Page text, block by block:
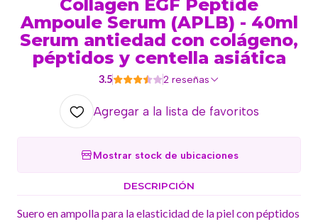
Collagen EGF Peptide
Ampoule Serum (APLB) - 40ml
Serum antiedad con colágeno,
péptidos y centella asiática
3.5 2 reseñas
Agregar a la lista de favoritos
Mostrar stock de ubicaciones
DESCRIPCIÓN
Suero en ampolla para la elasticidad de la piel con péptidos